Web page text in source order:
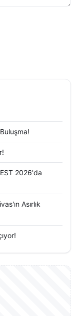
2026'da
Asırlık